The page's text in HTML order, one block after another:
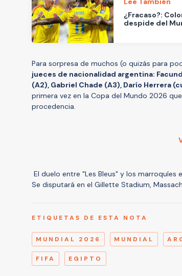
¿Fracaso?:
despide del
Para sorpresa de muchos (o quizás para
jueces de nacionalidad argentina:
(A2), Gabriel Chade (A3), Darío Herrera
primera vez en la Copa del Mundo 2026
procedencia.
El duelo entre "Les Bleus" y los marroquíes
Se disputará en el Gillette Stadium,
ETIQUETAS DE ESTA NOTA
MUNDIAL 2026 MUNDIAL
FIFA EGIPTO